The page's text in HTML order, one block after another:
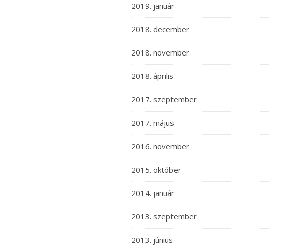
2019. január
2018. december
2018. november
2018. április
2017. szeptember
2017. május
2016. november
2015. október
2014. január
2013. szeptember
2013. június